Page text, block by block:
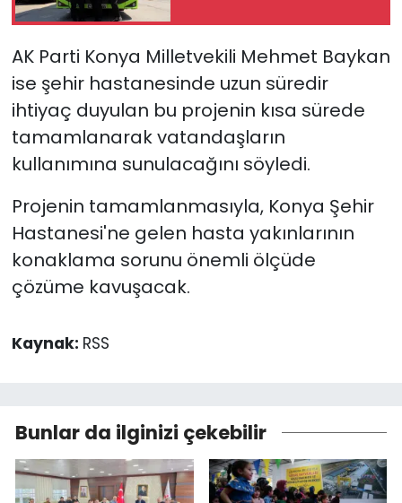
AK Parti Konya Milletvekili Mehmet Baykan
ise şehir hastanesinde uzun süredir
ihtiyaç duyulan bu projenin kısa sürede
tamamlanarak vatandaşların
kullanımına sunulacağını söyledi.
Projenin tamamlanmasıyla, Konya Şehir
Hastanesi'ne gelen hasta yakınlarının
konaklama sorunu önemli ölçüde
çözüme kavuşacak.
Kaynak: RSS
Bunlar da ilginizi çekebilir